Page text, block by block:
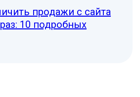
продажи с сайта
10 подробных